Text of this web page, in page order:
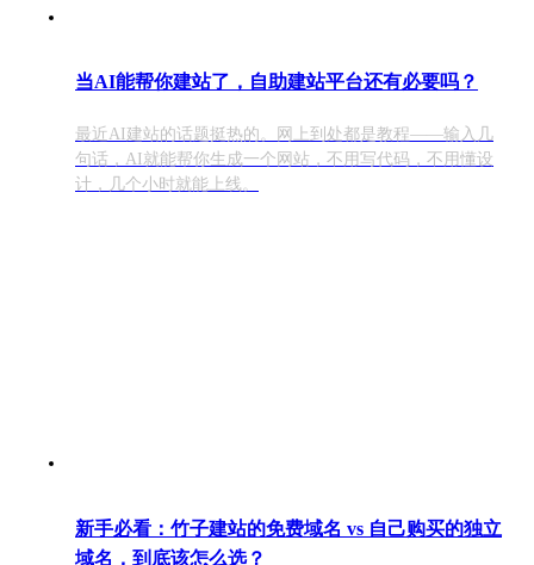
当AI能帮你建站了，自助建站平台还有必要吗？
最近AI建站的话题挺热的。网上到处都是教程——输入几
句话，AI就能帮你生成一个网站，不用写代码，不用懂设
计，几个小时就能上线。
新手必看：竹子建站的免费域名 vs 自己购买的独立
域名，到底该怎么选？